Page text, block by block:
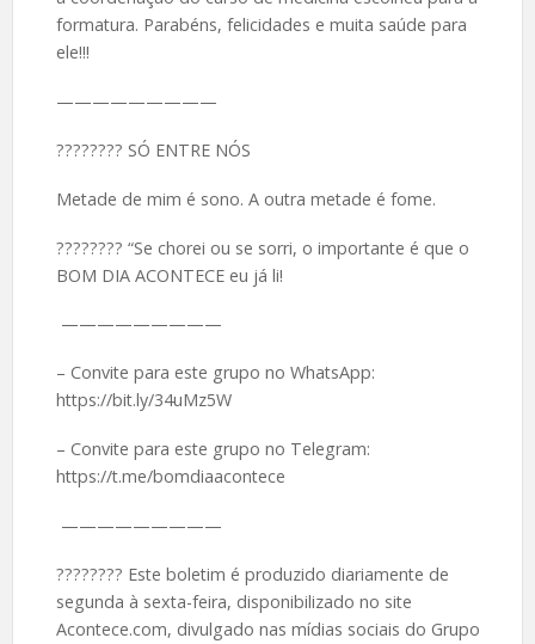
formatura. Parabéns, felicidades e muita saúde para
ele!!!
—————————
????️???? SÓ ENTRE NÓS
Metade de mim é sono. A outra metade é fome.
????️???? “Se chorei ou se sorri, o importante é que o
BOM DIA ACONTECE eu já li!
—————————
– Convite para este grupo no WhatsApp:
https://bit.ly/34uMz5W
– Convite para este grupo no Telegram:
https://t.me/bomdiaacontece
—————————
????️???? Este boletim é produzido diariamente de
segunda à sexta-feira, disponibilizado no site
Acontece.com, divulgado nas mídias sociais do Grupo